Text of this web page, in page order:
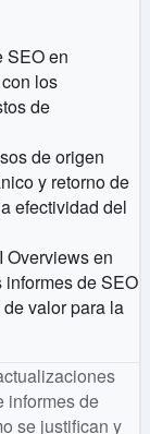
SEO en
los
de
de origen
y retorno de
efectividad del
Overviews en
de SEO
valor para la
informes de
se justifican y